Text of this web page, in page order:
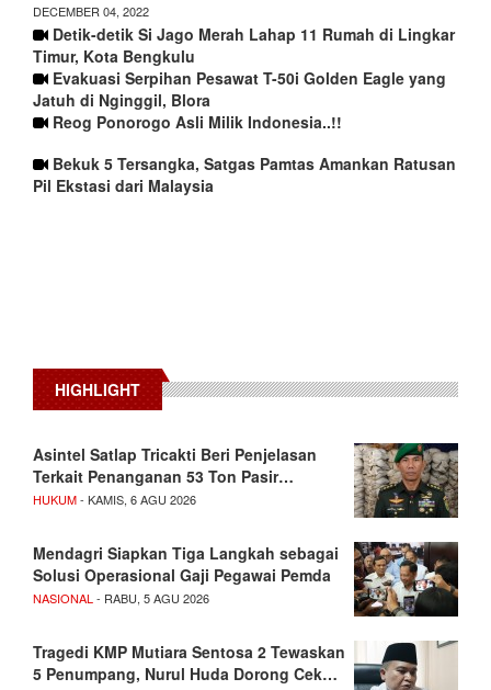
DECEMBER 04, 2022
Detik-detik Si Jago Merah Lahap 11 Rumah di Lingkar
Timur, Kota Bengkulu
Evakuasi Serpihan Pesawat T-50i Golden Eagle yang
Jatuh di Nginggil, Blora
Reog Ponorogo Asli Milik Indonesia..!!
Bekuk 5 Tersangka, Satgas Pamtas Amankan Ratusan
Pil Ekstasi dari Malaysia
HIGHLIGHT
Asintel Satlap Tricakti Beri Penjelasan
Terkait Penanganan 53 Ton Pasir…
HUKUM- KAMIS, 6 AGU 2026
Mendagri Siapkan Tiga Langkah sebagai
Solusi Operasional Gaji Pegawai Pemda
NASIONAL - RABU, 5 AGU 2026
Tragedi KMP Mutiara Sentosa 2 Tewaskan
5 Penumpang, Nurul Huda Dorong Cek…